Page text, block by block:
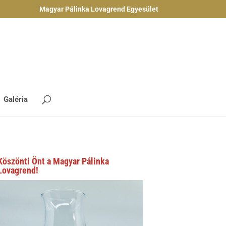
Magyar Pálinka Lovagrend Egyesület
Galéria
Önt a Magyar Pálinka